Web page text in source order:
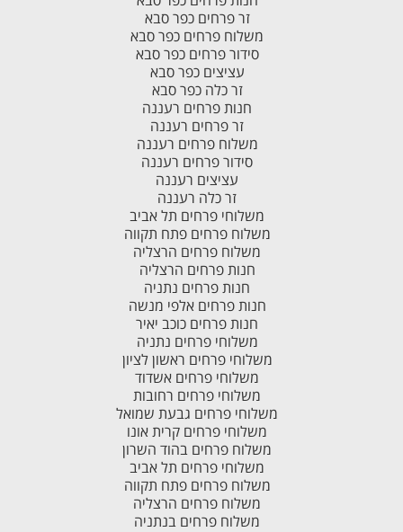
זר פרחים כפר סבא
משלוח פרחים כפר סבא
סידור פרחים כפר סבא
עציצים כפר סבא
זר כלה כפר סבא
חנות פרחים רעננה
זר פרחים רעננה
משלוח פרחים רעננה
סידור פרחים רעננה
עציצים רעננה
זר כלה רעננה
משלוחי פרחים תל אביב
משלוח פרחים פתח תקווה
משלוח פרחים הרצליה
חנות פרחים הרצליה
חנות פרחים נתניה
חנות פרחים אלפי מנשה
חנות פרחים כוכב יאיר
משלוחי פרחים נתניה
משלוחי פרחים ראשון לציון
משלוחי פרחים אשדוד
משלוחי פרחים רחובות
משלוחי פרחים גבעת שמואל
משלוחי פרחים קרית אונו
משלוח פרחים בהוד השרון
משלוחי פרחים תל אביב
משלוח פרחים פתח תקווה
משלוח פרחים הרצליה
משלוח פרחים בנתניה